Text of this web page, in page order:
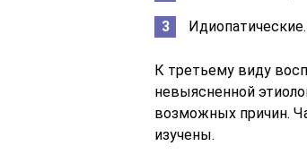
Идиопатические.
К третьему виду
невыясненной
возможных причин.
изучены.